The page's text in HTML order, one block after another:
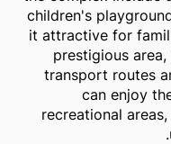
children's
it attractive for
prestigious
transport routes
can enjoy
recreational